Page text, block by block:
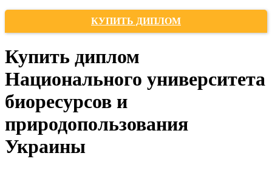
КУПИТЬ ДИПЛОМ
Купить диплом
Национального университета
биоресурсов и
природопользования
Украины